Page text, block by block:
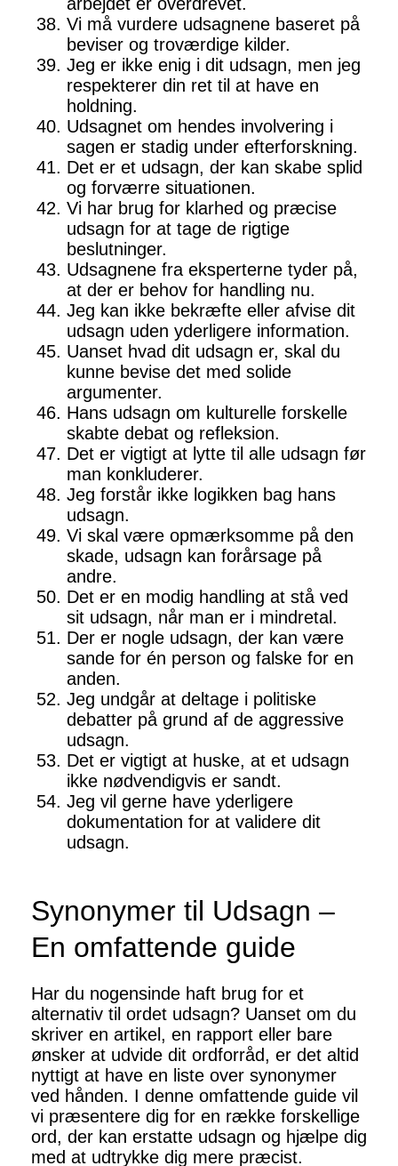
Vi må vurdere udsagnene baseret på
beviser og troværdige kilder.
Jeg er ikke enig i dit udsagn, men jeg
respekterer din ret til at have en
holdning.
Udsagnet om hendes involvering i
sagen er stadig under efterforskning.
Det er et udsagn, der kan skabe splid
og forværre situationen.
Vi har brug for klarhed og præcise
udsagn for at tage de rigtige
beslutninger.
Udsagnene fra eksperterne tyder på,
at der er behov for handling nu.
Jeg kan ikke bekræfte eller afvise dit
udsagn uden yderligere information.
Uanset hvad dit udsagn er, skal du
kunne bevise det med solide
argumenter.
Hans udsagn om kulturelle forskelle
skabte debat og refleksion.
Det er vigtigt at lytte til alle udsagn før
man konkluderer.
Jeg forstår ikke logikken bag hans
udsagn.
Vi skal være opmærksomme på den
skade, udsagn kan forårsage på
andre.
Det er en modig handling at stå ved
sit udsagn, når man er i mindretal.
Der er nogle udsagn, der kan være
sande for én person og falske for en
anden.
Jeg undgår at deltage i politiske
debatter på grund af de aggressive
udsagn.
Det er vigtigt at huske, at et udsagn
ikke nødvendigvis er sandt.
Jeg vil gerne have yderligere
dokumentation for at validere dit
udsagn.
Synonymer til Udsagn –
En omfattende guide
Har du nogensinde haft brug for et
alternativ til ordet udsagn? Uanset om du
skriver en artikel, en rapport eller bare
ønsker at udvide dit ordforråd, er det altid
nyttigt at have en liste over synonymer
ved hånden. I denne omfattende guide vil
vi præsentere dig for en række forskellige
ord, der kan erstatte udsagn og hjælpe dig
med at udtrykke dig mere præcist.